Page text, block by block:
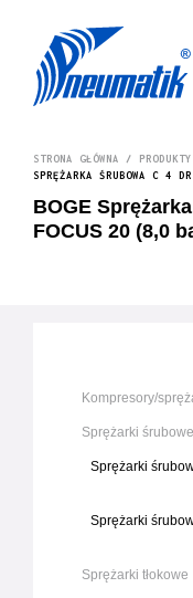
STRONA GŁÓWNA / PRODUKTY
SPRĘŻARKA ŚRUBOWA C
BOGE
FOCUS 20 (8,0
Kompresory/
Sprężarki śrubowe
Sprężarki
Sprężarki
Sprężarki tłokowe